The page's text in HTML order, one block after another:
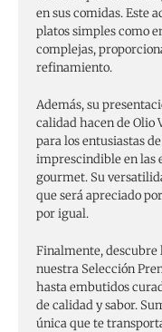
en sus comidas. Este
platos simples como
complejas,
refinamiento.
Además, su
calidad hacen de Olio
para los entusiastas
imprescindible en las
gourmet. Su
que será apreciado
por igual.
Finalmente, descubre
nuestra Selección
hasta embutidos
de calidad y sabor.
única que te